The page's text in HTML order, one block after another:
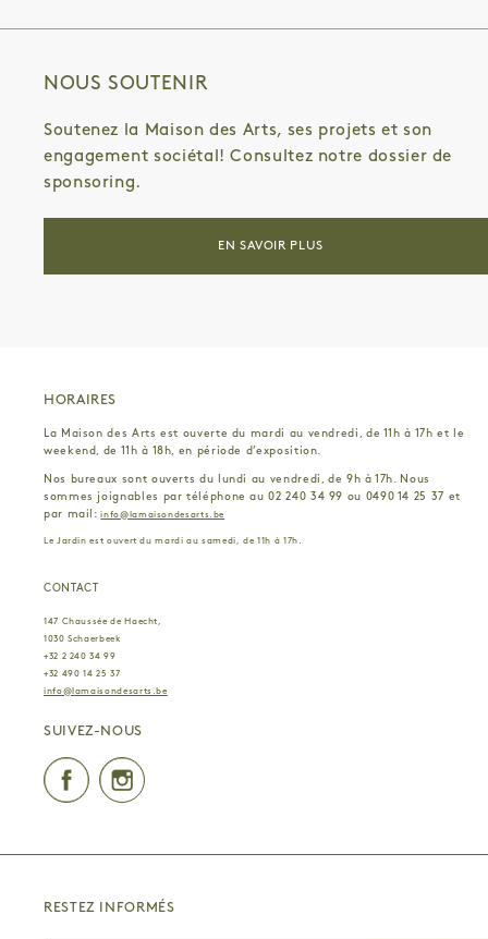
NOUS SOUTENIR
Soutenez la Maison des Arts, ses projets et son
engagement sociétal! Consultez notre dossier de
sponsoring.
EN SAVOIR PLUS
HORAIRES
La Maison des Arts est ouverte du mardi au vendredi, de 11h à 17h et le
weekend, de 11h à 18h, en période d’exposition.
Nos bureaux sont ouverts du lundi au vendredi, de 9h à 17h. Nous
sommes joignables par téléphone au 02 240 34 99 ou 0490 14 25 37 et
par mail:info@lamaisondesarts.be
Le Jardin est ouvert du mardi au samedi, de 11h à 17h.
CONTACT
147 Chaussée de Haecht,
1030 Schaerbeek
+32 2 240 34 99
+32 490 14 25 37
info@lamaisondesarts.be
SUIVEZ-NOUS
RESTEZ INFORMÉS